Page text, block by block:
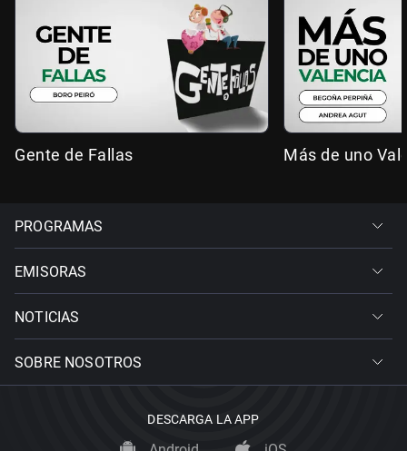
Gente de Fallas Más de uno
PROGRAMAS
EMISORAS
NOTICIAS
SOBRE NOSOTROS
DESCARGA LA APP